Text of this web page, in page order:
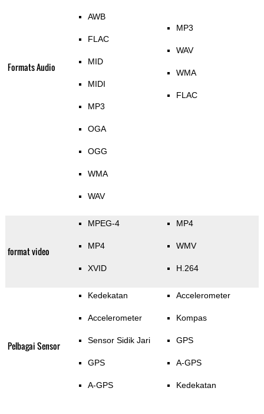
Formats Audio
AWB
FLAC
MID
MIDI
MP3
OGA
OGG
WMA
WAV
MP3
WAV
WMA
FLAC
format video
MPEG-4
MP4
XVID
MP4
WMV
H.264
Pelbagai Sensor
Kedekatan
Accelerometer
Sensor Sidik Jari
GPS
A-GPS
Accelerometer
Kompas
GPS
A-GPS
Kedekatan